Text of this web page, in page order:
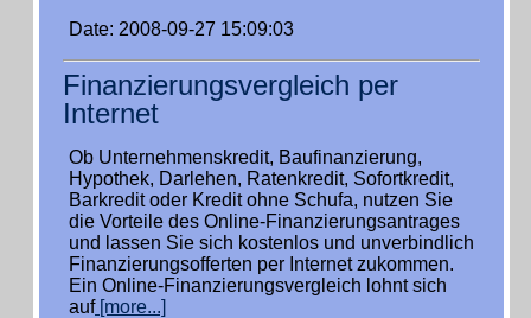
Date: 2008-09-27 15:09:03
Finanzierungsvergleich per
Internet
Ob Unternehmenskredit, Baufinanzierung,
Hypothek, Darlehen, Ratenkredit, Sofortkredit,
Barkredit oder Kredit ohne Schufa, nutzen Sie
die Vorteile des Online-Finanzierungsantrages
und lassen Sie sich kostenlos und unverbindlich
Finanzierungsofferten per Internet zukommen.
Ein Online-Finanzierungsvergleich lohnt sich
auf[more...]